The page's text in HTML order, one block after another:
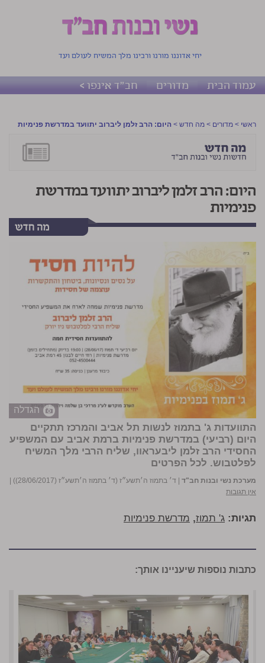
יחי אדוננו מורנו ורבינו מלך המשיח לעולם ועד
עמוד הבית מדורים חב"ד אינפו >
ראשי > מדורים > מה חדש > היום: הרב זלמן ליברוב יתוועד במדרשת פנימיות
היום: הרב זלמן ליברוב יתוועד במדרשת
פנימיות
הגדלה
התוועדות ג' בתמוז לנשות תל אביב והמרכז תתקיים
היום (רביעי) במדרשת פנימיות ברמת אביב עם המשפיע
החסידי הרב זלמן ליבעראוו, שליח הרבי מלך המשיח
לפלטבוש. לכל הפרטים
מערכת נשי ובנות חב"ד | ד׳ בתמוז ה׳תשע״ז (ד׳ בתמוז ה׳תשע״ז (28/06/2017))
|
אין תגובות
תגיות: ג' תמוז, מדרשת פנימיות
כתבות נוספות שיעניינו אותך: